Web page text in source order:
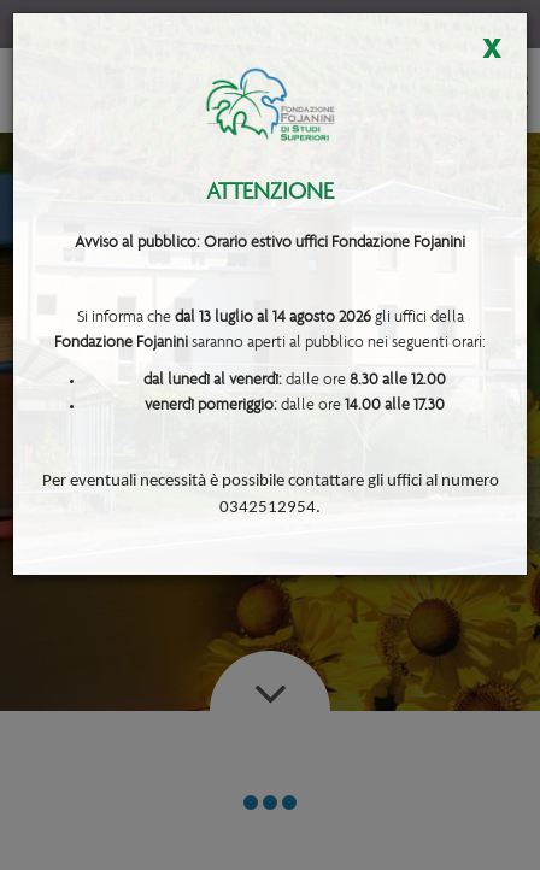
x
ATTENZIONE
Avviso al pubblico: Orario estivo uffici Fondazione Fojanini
Si informa che dal 13 luglio al 14 agosto 2026gli uffici della
Fondazione Fojanini saranno aperti al pubblico nei seguenti orari:
dal lunedì al venerdì:dalle ore 8.30 alle 12.00
venerdì pomeriggio:dalle ore 14.00 alle 17.30
Per eventuali necessità è possibile contattare gli uffici al numero
0342512954.